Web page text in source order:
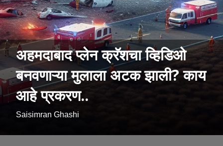
अहमदाबाद प्लेन क्रॅशचा व्हिडिओ
बनवणाऱ्या मुलाला अटक झाली? काय
आहे प्रकरण..
Saisimran Ghashi